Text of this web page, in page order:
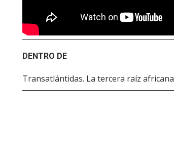
DENTRO DE
Transatlántidas. La tercera raíz africana